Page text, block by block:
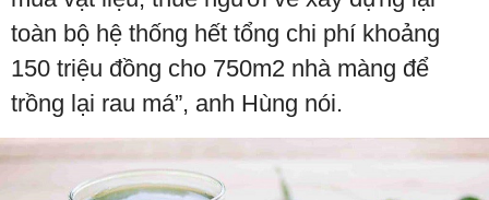
toàn bộ hệ thống hết tổng chi phí khoảng
150 triệu đồng cho 750m2 nhà màng để
trồng lại rau má”, anh Hùng nói.